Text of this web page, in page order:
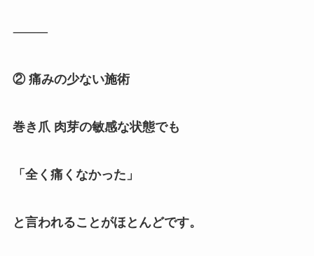
⸻
② 痛みの少ない施術
巻き爪 肉芽の敏感な状態でも
「全く痛くなかった」
と言われることがほとんどです。